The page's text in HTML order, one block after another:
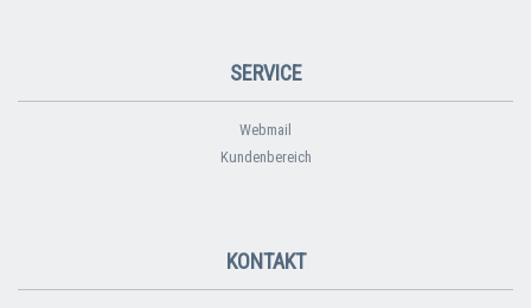
SERVICE
Webmail
Kundenbereich
KONTAKT